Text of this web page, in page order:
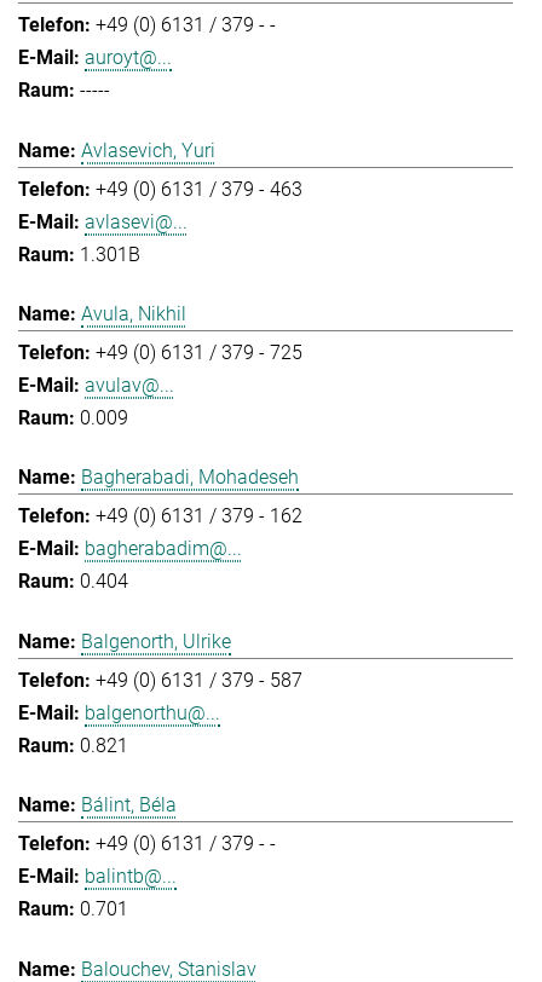
+49 (0) 6131 / 379 - -
auroyt@...
-----
Avlasevich, Yuri
+49 (0) 6131 / 379 - 463
avlasevi@...
1.301B
Avula, Nikhil
+49 (0) 6131 / 379 - 725
avulav@...
0.009
Bagherabadi, Mohadeseh
+49 (0) 6131 / 379 - 162
bagherabadim@...
0.404
Balgenorth, Ulrike
+49 (0) 6131 / 379 - 587
balgenorthu@...
0.821
Bálint, Béla
+49 (0) 6131 / 379 - -
balintb@...
0.701
Balouchev, Stanislav